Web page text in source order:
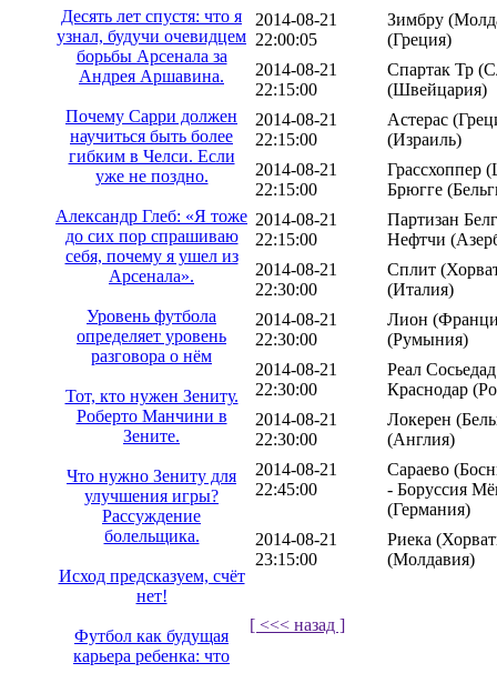
Десять лет спустя: что я
узнал, будучи очевидцем
борьбы Арсенала за
Андрея Аршавина.
Почему Сарри должен
научиться быть более
гибким в Челси. Если
уже не поздно.
Александр Глеб: «Я тоже
до сих пор спрашиваю
себя, почему я ушел из
Арсенала».
Уровень футбола
определяет уровень
разговора о нём
Тот, кто нужен Зениту.
Роберто Манчини в
Зените.
Что нужно Зениту для
улучшения игры?
Рассуждение
болельщика.
Исход предсказуем, счёт
нет!
Футбол как будущая
карьера ребенка: что
2014-08-21
22:00:05
Зимбру
(Греция)
2014-08-21
22:15:00
Спартак Тр
(Швейцария)
2014-08-21
22:15:00
Астерас
(Израиль)
2014-08-21
22:15:00
Грассхоппер
Брюгге
2014-08-21
22:15:00
Партизан
Нефтчи
2014-08-21
22:30:00
Сплит
(Италия)
2014-08-21
22:30:00
Лион
(Румыния)
2014-08-21
22:30:00
Реал
Краснодар
2014-08-21
22:30:00
Локерен
(Англия)
2014-08-21
22:45:00
Сараево
- Боруссия
(Германия)
2014-08-21
23:15:00
Риека
(Молдавия)
[ <<< назад ]